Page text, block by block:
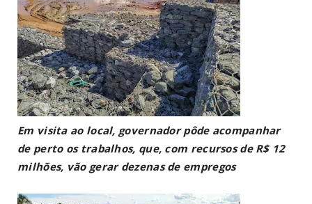
Em visita ao local, governador pôde acompanhar
de perto os trabalhos, que, com recursos de R$ 12
milhões, vão gerar dezenas de empregos